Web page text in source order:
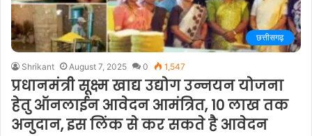
छत्तीसगढ़
Shrikant August 7, 2025 0 1,547
प्रधानमंत्री सूक्ष्म खाद्य उद्योग उन्नयन योजना
हेतु ऑनलाईन आवेदन आमंत्रित, 10 लाख तक
अनुदान, इस लिंक से कर सकते है आवेदन